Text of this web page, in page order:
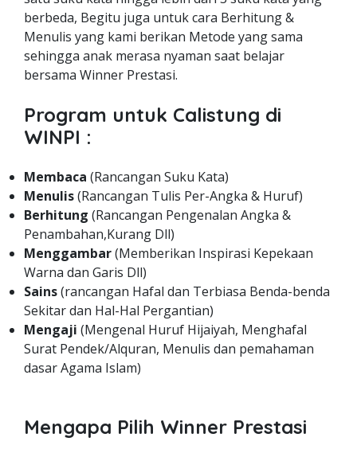
berbeda, Begitu juga untuk cara Berhitung &
Menulis yang kami berikan Metode yang sama
sehingga anak merasa nyaman saat belajar
bersama Winner Prestasi.
Program untuk Calistung di
WINPI :
Membaca (Rancangan Suku Kata)
Menulis(Rancangan Tulis Per-Angka & Huruf)
Berhitung (Rancangan Pengenalan Angka &
Penambahan,Kurang Dll)
Menggambar(Memberikan Inspirasi Kepekaan
Warna dan Garis Dll)
Sains(rancangan Hafal dan Terbiasa Benda-benda
Sekitar dan Hal-Hal Pergantian)
Mengaji (Mengenal Huruf Hijaiyah, Menghafal
Surat Pendek/Alquran, Menulis dan pemahaman
dasar Agama Islam)
Mengapa Pilih Winner Prestasi